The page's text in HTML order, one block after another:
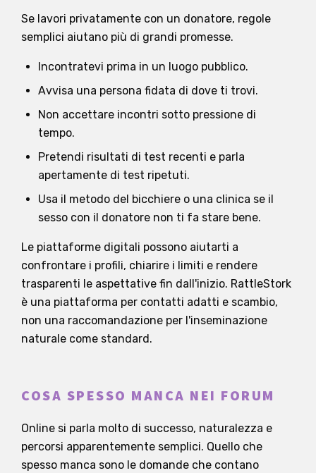
Se lavori privatamente con un donatore, regole
semplici aiutano più di grandi promesse.
Incontratevi prima in un luogo pubblico.
Avvisa una persona fidata di dove ti trovi.
Non accettare incontri sotto pressione di
tempo.
Pretendi risultati di test recenti e parla
apertamente di test ripetuti.
Usa il metodo del bicchiere o una clinica se il
sesso con il donatore non ti fa stare bene.
Le piattaforme digitali possono aiutarti a
confrontare i profili, chiarire i limiti e rendere
trasparenti le aspettative fin dall'inizio. RattleStork
è una piattaforma per contatti adatti e scambio,
non una raccomandazione per l'inseminazione
naturale come standard.
COSA SPESSO MANCA NEI FORUM
Online si parla molto di successo, naturalezza e
percorsi apparentemente semplici. Quello che
spesso manca sono le domande che contano